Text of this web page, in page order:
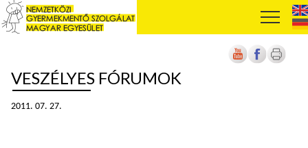
VESZÉLYES FÓRUMOK
2011. 07. 27.